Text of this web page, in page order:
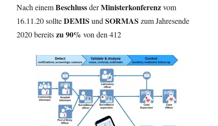
Nach einemBeschlussderMinisterkonferenzvom
16.11.20 sollteDEMIS undSORMAS zum Jahresende
2020 bereitszu 90%von den 412